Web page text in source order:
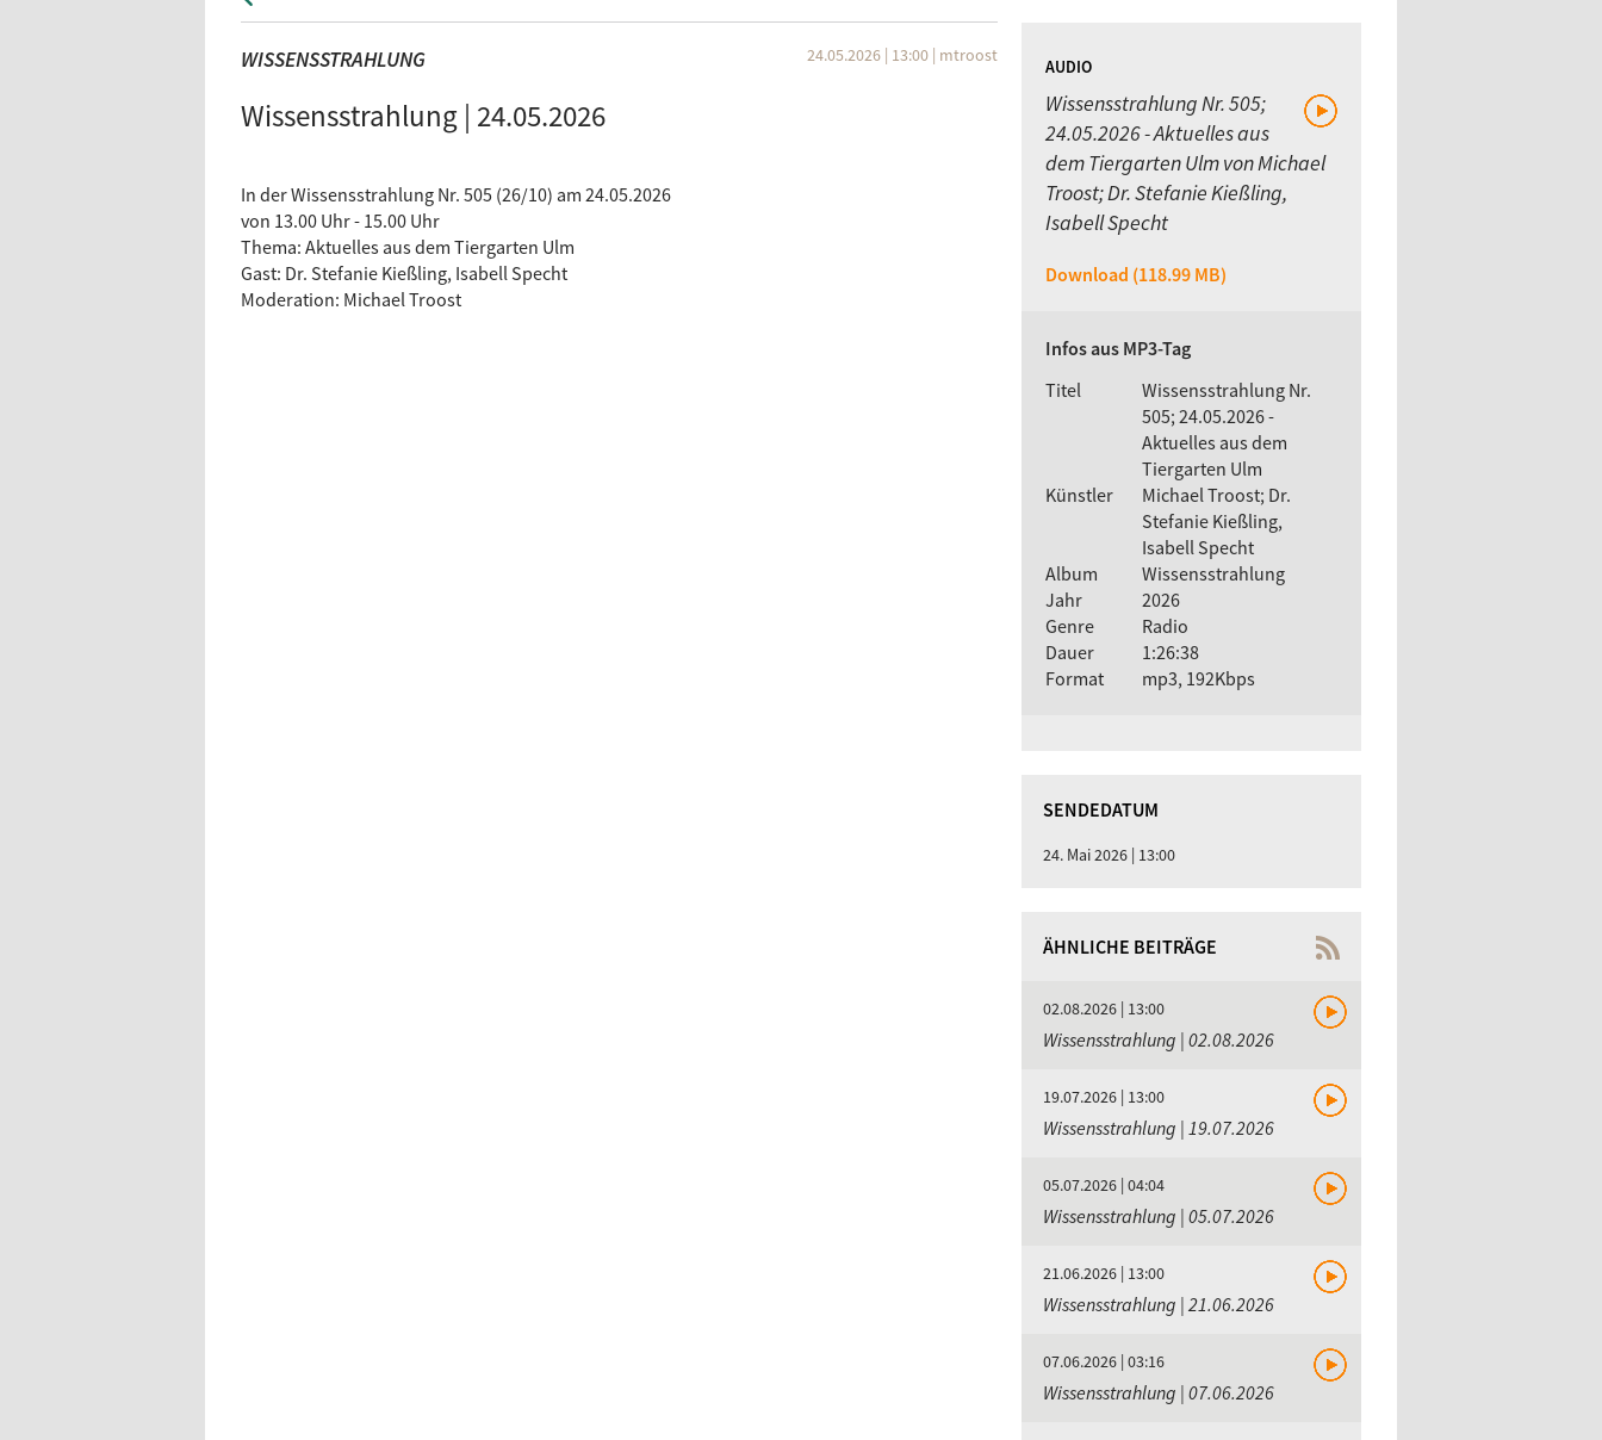
WISSENSSTRAHLUNG 24.05.2026 | 13:00 | mtroost
Wissensstrahlung | 24.05.2026
In der Wissensstrahlung Nr. 505 (26/10) am 24.05.2026
von 13.00 Uhr - 15.00 Uhr
Thema: Aktuelles aus dem Tiergarten Ulm
Gast: Dr. Stefanie Kießling, Isabell Specht
Moderation: Michael Troost
AUDIO
Wissensstrahlung Nr. 505;
24.05.2026 - Aktuelles aus
dem Tiergarten Ulm von Michael
Troost; Dr. Stefanie Kießling,
Isabell Specht
Download (118.99 MB)
Infos aus MP3-Tag
Titel
Wissensstrahlung Nr.
505; 24.05.2026 -
Aktuelles aus dem
Tiergarten Ulm
Künstler
Michael Troost; Dr.
Stefanie Kießling,
Isabell Specht
Album
Wissensstrahlung
Jahr
2026
Genre
Radio
Dauer
1:26:38
Format
mp3, 192Kbps
SENDEDATUM
24. Mai 2026 | 13:00
ÄHNLICHE BEITRÄGE
02.08.2026 | 13:00
Wissensstrahlung | 02.08.2026
19.07.2026 | 13:00
Wissensstrahlung | 19.07.2026
05.07.2026 | 04:04
Wissensstrahlung | 05.07.2026
21.06.2026 | 13:00
Wissensstrahlung | 21.06.2026
07.06.2026 | 03:16
Wissensstrahlung | 07.06.2026